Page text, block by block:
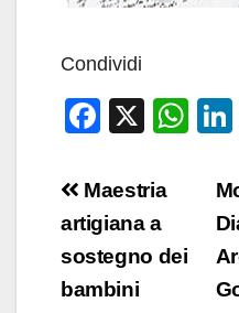
Condividi
F
c
e
b
o
X
W
at
articoli
Maestria
artigiana a
sostegno dei
bambini